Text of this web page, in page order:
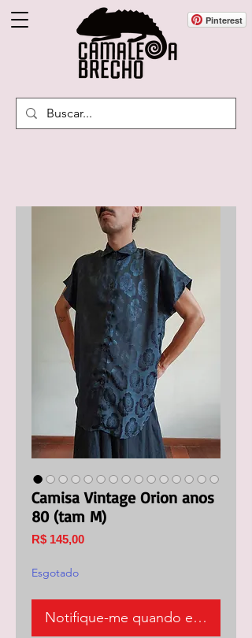
Pinterest
Camisa Vintage Orion anos
80 (tam M)
R$ 145,00Preço
Esgotado
Notifique-me quando estiver